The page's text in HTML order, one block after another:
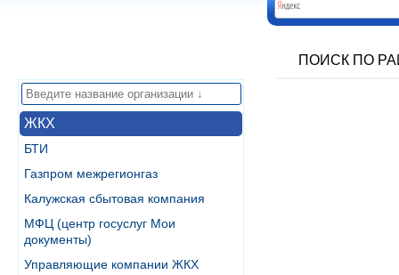
ПОИСК ПО
ЖКХ
БТИ
Газпром межрегионгаз
Калужская сбытовая компания
МФЦ (центр госуслуг Мои
документы)
Управляющие компании ЖКХ